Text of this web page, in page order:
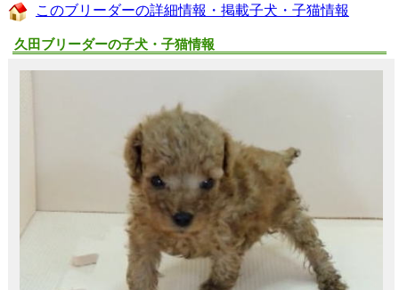
このブリーダーの詳細情報・掲載子犬・子猫情報
久田ブリーダーの子犬・子猫情報